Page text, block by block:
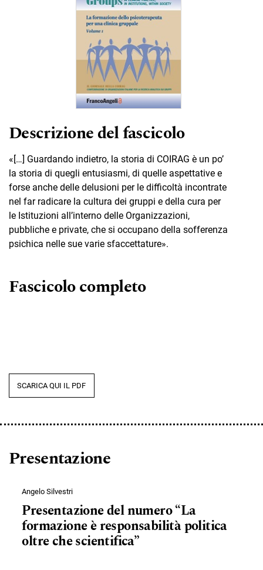
Descrizione del fascicolo
«[…] Guardando indietro, la storia di COIRAG è un po’
la storia di quegli entusiasmi, di quelle aspettative e
forse anche delle delusioni per le difficoltà incontrate
nel far radicare la cultura dei gruppi e della cura per
le Istituzioni all’interno delle Organizzazioni,
pubbliche e private, che si occupano della sofferenza
psichica nelle sue varie sfaccettature».
Fascicolo completo
SCARICA QUI IL PDF
Presentazione
Angelo Silvestri
Presentazione del numero “La
formazione è responsabilità politica
oltre che scientifica”